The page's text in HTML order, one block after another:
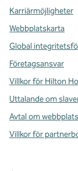
Karriärmöjligheter
Webbplatskarta
Global
Företagsansvar
Villkor för Hilton
Uttalande om
Avtal om
Villkor för